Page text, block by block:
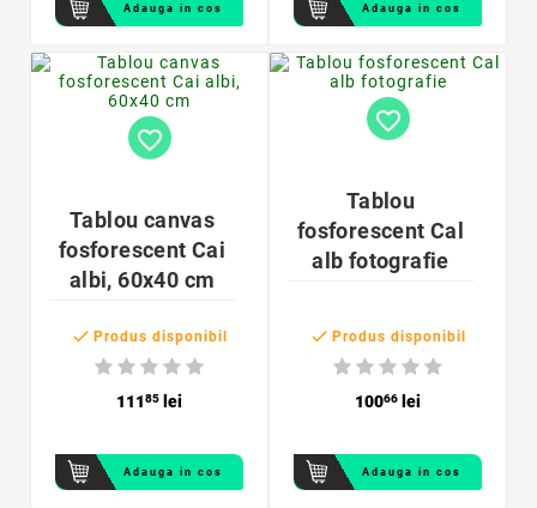
Adauga in cos Adauga in cos
favorite_border
Tablou canvas
fosforescent Cai
albi, 60x40 cm
 Produs disponibil
11185 lei
Adauga in cos
favorite_border
Tablou
fosforescent Cal
alb fotografie
 Produs disponibil
10066 lei
Adauga in cos